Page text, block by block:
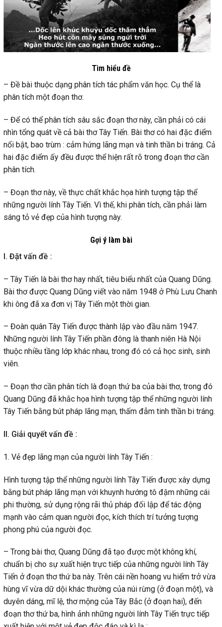
Tìm hiểu đề
– Đề bài thuộc dạng phân tích tác phẩm văn học. Cụ thể là
phân tích một đoạn thơ.
– Để có thể phân tích sâu sắc đoạn thơ này, cần phải có cái
nhìn tổng quát về cả bài thơ Tây Tiến. Bài thơ có hai đặc điểm
nổi bật, bao trùm : cảm hứng lãng mạn và tinh thần bi tráng. Cả
hai đặc điểm ấy đều được thể hiện rất rõ trong đoạn thơ cần
phân tích.
– Đoạn thơ này, về thực chất khắc họa hình tượng tập thể
những người lính Tây Tiến. Vì thế, khi phân tích, cần phải làm
sáng tỏ vẻ đẹp của hình tượng này.
Gợi ý làm bài
I. Đặt vấn đề :
– Tây Tiến là bài thơ hay nhất, tiêu biểu nhất của Quang Dũng.
Bài thơ được Quang Dũng viết vào năm 1948 ở Phù Lưu Chanh
khi ông đã xa đơn vị Tây Tiến một thời gian.
– Đoàn quân Tây Tiến được thành lập vào đầu năm 1947.
Những người lính Tây Tiến phần đông là thanh niên Hà Nội
thuộc nhiều tầng lớp khác nhau, trong đó có cả học sinh, sinh
viên.
– Đoạn thơ cần phân tích là đoạn thứ ba của bài thơ, trong đó
Quang Dũng đã khắc họa hình tượng tập thể những người lính
Tây Tiến bằng bút pháp lãng mạn, thấm đẫm tinh thần bi tráng.
II. Giải quyết vấn đề :
1. Vẻ đẹp lãng mạn của người lính Tây Tiến :
Hình tượng tập thể những người lính Tây Tiến được xây dựng
bằng bút pháp lãng mạn với khuynh hướng tô đậm những cái
phi thường, sử dụng rộng rãi thủ pháp đối lập để tác động
mạnh vào cảm quan người đọc, kích thích trí tưởng tượng
phong phú của người đọc.
– Trong bài thơ, Quang Dũng đã tạo được một không khí,
chuẩn bị cho sự xuất hiện trực tiếp của những người lính Tây
Tiến ở đoạn thơ thứ ba này. Trên cái nền hoang vu hiểm trở vừa
hùng vĩ vừa dữ dội khác thường của núi rừng (ở đoạn một), và
duyên dáng, mĩ lệ, thơ mộng của Tây Bắc (ở đoạn hai), đến
đoạn thơ thứ ba, hình ảnh những người lính Tây Tiến trực tiếp